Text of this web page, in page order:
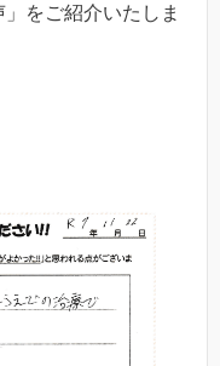
をご紹介いたしま